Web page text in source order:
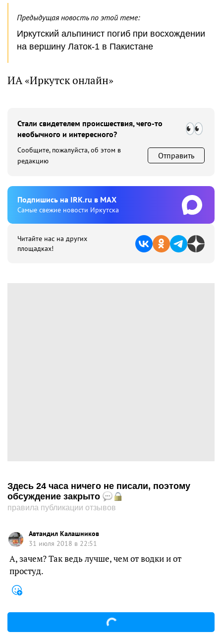
Предыдущая новость по этой теме:
Иркутский альпинист погиб при восхождении
на вершину Латок-1 в Пакистане
ИА «Иркутск онлайн»
Стали свидетелем происшествия, чего-то
необычного и интересного?
Сообщите, пожалуйста, об этом в
редакцию
Отправить
Подпишиcь на IRK.ru в MAX
Cамые свежие новости Иркутска
Читайте нас на других
площадках!
Здесь 24 часа ничего не писали, поэтому
обсуждение закрыто
правила публикации отзывов
Автандил Калашников
31 июля 2018 в 22:51
А, зачем? Так ведь лучше, чем от водки и от
простуд.